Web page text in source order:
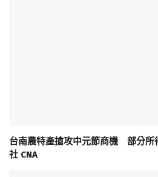
台南農特產搶攻中元節商機 部分所
社 CNA